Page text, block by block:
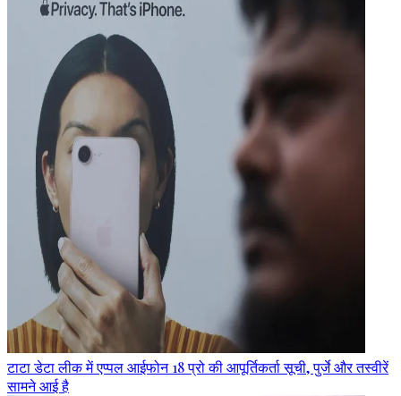
टाटा डेटा लीक में एप्पल आईफोन 18 प्रो की आपूर्तिकर्ता सूची, पुर्जे और तस्वीरें
सामने आई है